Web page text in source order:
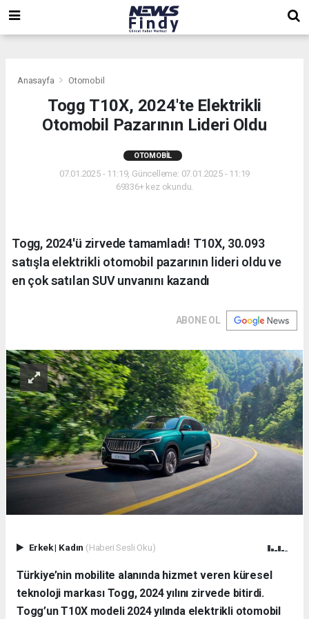
Anasayfa Otomobil
Togg T10X, 2024'te Elektrikli
Otomobil Pazarının Lideri Oldu
OTOMOBIL
07.01.2025 - 11:19, Güncelleme: 07.01.2025 - 11:19
69336+ kez okundu.
Togg, 2024'ü zirvede tamamladı! T10X, 30.093
satışla elektrikli otomobil pazarının lideri oldu ve
en çok satılan SUV unvanını kazandı
ABONE OL
Erkek| Kadın (Haberi Sesli Oku)
Türkiye’nin mobilite alanında hizmet veren küresel
teknoloji markası Togg, 2024 yılını zirvede bitirdi.
Togg’un T10X modeli 2024 yılında elektrikli otomobil